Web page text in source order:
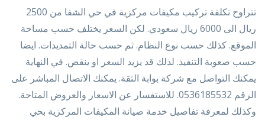
تتراوح تكلفة تركيب مكيفات مركزية في حي الشفا من 2500
ريال الى 6000 ريال سعودي. لكن السعر يختلف حسب مساحة
الموقع. كذلك حسب نوع النظام. ثم حسب حالة التمديدات. ايضا
حسب صعوبة التنفيذ. لذلك قد يزيد السعر او ينقص. في النهاية
يمكنك التواصل مع شركة بوابة الثقة. يمكنك الاتصال المباشر على
الرقم 0536185532. للاستفسار عن الاسعار والعروض المتاحة.
وكذلك لمعرفة تفاصيل خدمة صيانة المكيفات المركزية بحي